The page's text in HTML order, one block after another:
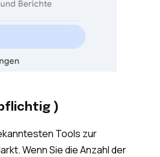
)
Tools zur
Wenn Sie die Anzahl der